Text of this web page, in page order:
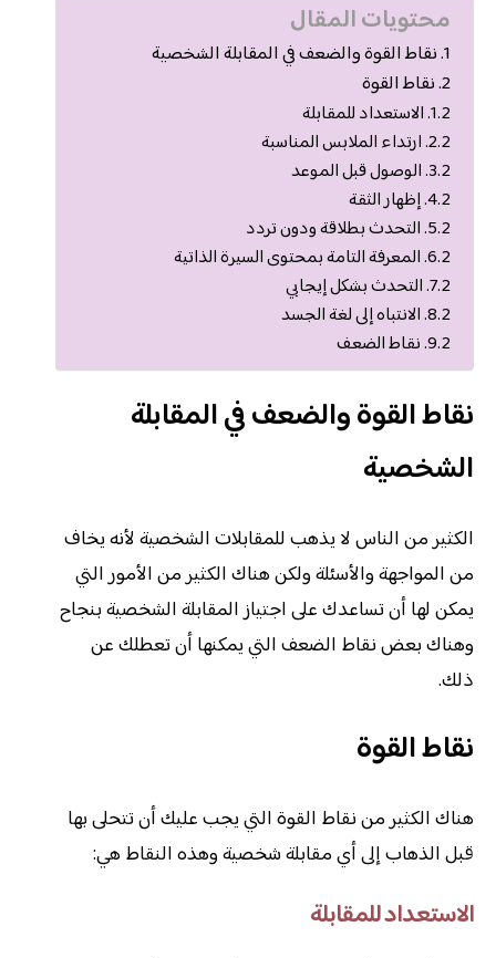
محتويات المقال
نقاط القوة والضعف في المقابلة الشخصية
نقاط القوة
الاستعداد للمقابلة
ارتداء الملابس المناسبة
الوصول قبل الموعد
إظهار الثقة
التحدث بطلاقة ودون تردد
المعرفة التامة بمحتوى السيرة الذاتية
التحدث بشكل إيجابي
الانتباه إلى لغة الجسد
نقاط الضعف
نقاط القوة والضعف في المقابلة
الشخصية
الكثير من الناس لا يذهب للمقابلات الشخصية لأنه يخاف
من المواجهة والأسئلة ولكن هناك الكثير من الأمور التي
يمكن لها أن تساعدك على اجتياز المقابلة الشخصية بنجاح
وهناك بعض نقاط الضعف التي يمكنها أن تعطلك عن
ذلك.
نقاط القوة
هناك الكثير من نقاط القوة التي يجب عليك أن تتحلى بها
قبل الذهاب إلى أي مقابلة شخصية وهذه النقاط هي:
الاستعداد للمقابلة